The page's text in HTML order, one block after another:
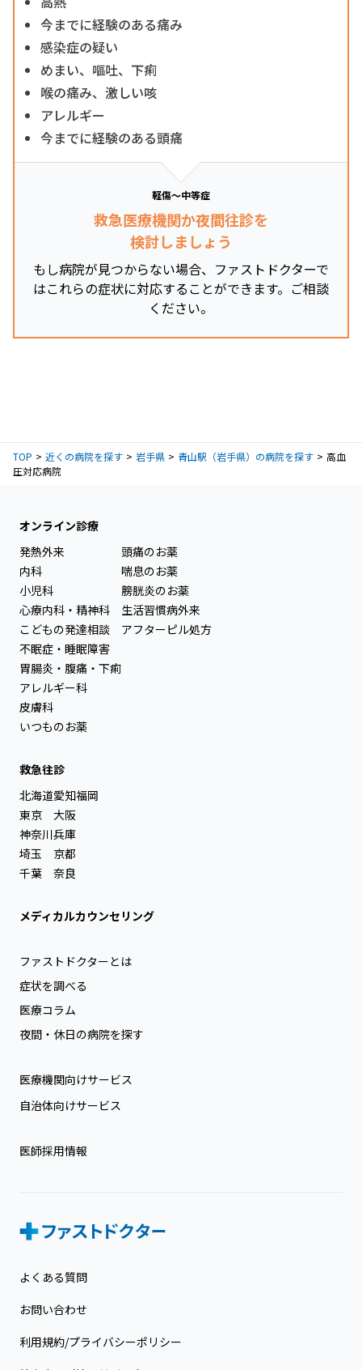
今までに経験のある痛み
感染症の疑い
めまい、嘔吐、下痢
喉の痛み、激しい咳
アレルギー
今までに経験のある頭痛
軽傷～中等症
救急医療機関か夜間往診を
検討しましょう
もし病院が見つからない場合、ファストドクターで
はこれらの症状に対応することができます。ご相談
ください。
TOP 近くの病院を探す 岩手県 青山駅（岩手県）の病院を探す
高血
圧対応病院
オンライン診療
発熱外来
内科
小児科
心療内科・精神科
こどもの発達相談
不眠症・睡眠障害
胃腸炎・腹痛・下痢
アレルギー科
皮膚科
いつものお薬
頭痛のお薬
喘息のお薬
膀胱炎のお薬
生活習慣病外来
アフターピル処方
救急往診
北海道
東京
神奈川
埼玉
千葉
愛知
大阪
兵庫
京都
奈良
福岡
メディカルカウンセリング
ファストドクターとは
症状を調べる
医療コラム
夜間・休日の病院を探す
医療機関向けサービス
自治体向けサービス
医師採用情報
よくある質問
お問い合わせ
利用規約/プライバシーポリシー